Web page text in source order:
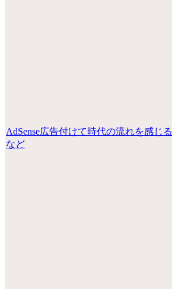
AdSense広告付けて時代の流れを感じる
など